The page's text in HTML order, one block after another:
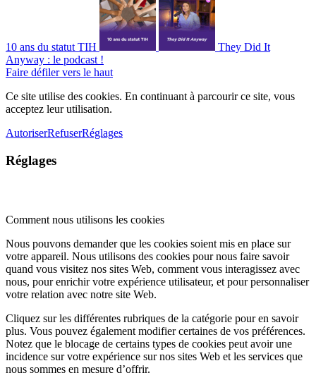
10 ans du statut TIH
They Did It
Anyway : le podcast !
Faire défiler vers le haut
Ce site utilise des cookies. En continuant à parcourir ce site, vous
acceptez leur utilisation.
AutoriserRefuserRéglages
Réglages
Comment nous utilisons les cookies
Nous pouvons demander que les cookies soient mis en place sur
votre appareil. Nous utilisons des cookies pour nous faire savoir
quand vous visitez nos sites Web, comment vous interagissez avec
nous, pour enrichir votre expérience utilisateur, et pour personnaliser
votre relation avec notre site Web.
Cliquez sur les différentes rubriques de la catégorie pour en savoir
plus. Vous pouvez également modifier certaines de vos préférences.
Notez que le blocage de certains types de cookies peut avoir une
incidence sur votre expérience sur nos sites Web et les services que
nous sommes en mesure d’offrir.